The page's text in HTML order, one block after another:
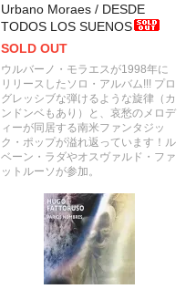
Urbano Moraes / DESDE
TODOS LOS SUENOS
SOLD OUT
ウルバーノ・モラエスが1998年に
リリースしたソロ・アルバム!!! プロ
グレッシブな弾けるような旋律（カ
ンドンベもあり）と、哀愁のメロデ
ィーが同居する南米ファンタジッ
ク・ポップが溢れ返っています！ル
ベーン・ラダやオスヴァルド・ファ
ットルーソが参加。